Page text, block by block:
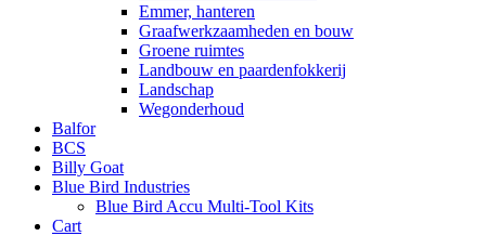
Emmer, hanteren
Graafwerkzaamheden en bouw
Groene ruimtes
Landbouw en paardenfokkerij
Landschap
Wegonderhoud
Balfor
BCS
Billy Goat
Blue Bird Industries
Blue Bird Accu Multi-Tool Kits
Cart